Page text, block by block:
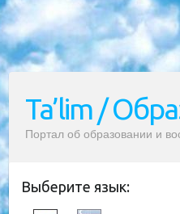
Ta’lim /
Портал об образовании и
Выберите язык: